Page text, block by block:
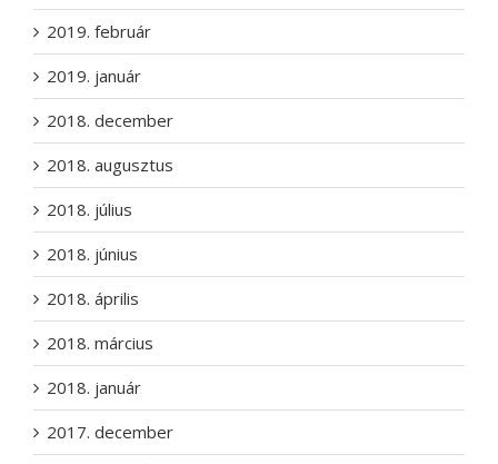
2019. február
2019. január
2018. december
2018. augusztus
2018. július
2018. június
2018. április
2018. március
2018. január
2017. december